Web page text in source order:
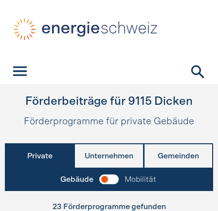
Förderbeiträge für 9115 Dicken
Förderprogramme für private Gebäude
Private Unternehmen Gemeinden
Gebäude Mobilität
23 Förderprogramme gefunden